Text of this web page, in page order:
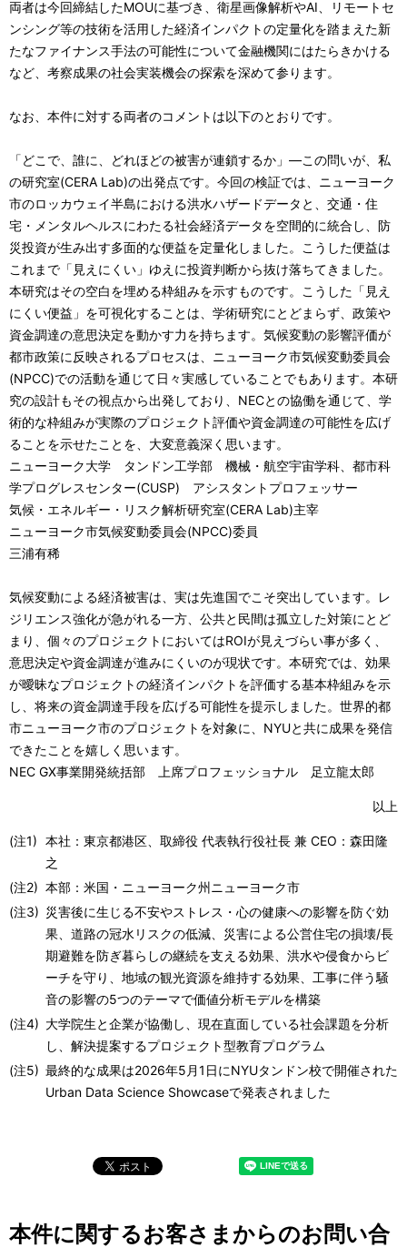
両者は今回締結したMOUに基づき、衛星画像解析やAI、リモートセ
ンシング等の技術を活用した経済インパクトの定量化を踏まえた新
たなファイナンス手法の可能性について金融機関にはたらきかける
など、考察成果の社会実装機会の探索を深めて参ります。
なお、本件に対する両者のコメントは以下のとおりです。
「どこで、誰に、どれほどの被害が連鎖するか」―この問いが、私
の研究室(CERA Lab)の出発点です。今回の検証では、ニューヨーク
市のロッカウェイ半島における洪水ハザードデータと、交通・住
宅・メンタルヘルスにわたる社会経済データを空間的に統合し、防
災投資が生み出す多面的な便益を定量化しました。こうした便益は
これまで「見えにくい」ゆえに投資判断から抜け落ちてきました。
本研究はその空白を埋める枠組みを示すものです。こうした「見え
にくい便益」を可視化することは、学術研究にとどまらず、政策や
資金調達の意思決定を動かす力を持ちます。気候変動の影響評価が
都市政策に反映されるプロセスは、ニューヨーク市気候変動委員会
(NPCC)での活動を通じて日々実感していることでもあります。本研
究の設計もその視点から出発しており、NECとの協働を通じて、学
術的な枠組みが実際のプロジェクト評価や資金調達の可能性を広げ
ることを示せたことを、大変意義深く思います。
ニューヨーク大学 タンドン工学部 機械・航空宇宙学科、都市科
学プログレスセンター(CUSP) アシスタントプロフェッサー
気候・エネルギー・リスク解析研究室(CERA Lab)主宰
ニューヨーク市気候変動委員会(NPCC)委員
三浦有稀
気候変動による経済被害は、実は先進国でこそ突出しています。レ
ジリエンス強化が急がれる一方、公共と民間は孤立した対策にとど
まり、個々のプロジェクトにおいてはROIが見えづらい事が多く、
意思決定や資金調達が進みにくいのが現状です。本研究では、効果
が曖昧なプロジェクトの経済インパクトを評価する基本枠組みを示
し、将来の資金調達手段を広げる可能性を提示しました。世界的都
市ニューヨーク市のプロジェクトを対象に、NYUと共に成果を発信
できたことを嬉しく思います。
NEC GX事業開発統括部 上席プロフェッショナル 足立龍太郎
以上
(注1) 本社：東京都港区、取締役 代表執行役社長 兼 CEO：森田隆
之
(注2) 本部：米国・ニューヨーク州ニューヨーク市
(注3) 災害後に生じる不安やストレス・心の健康への影響を防ぐ効
果、道路の冠水リスクの低減、災害による公営住宅の損壊/長
期避難を防ぎ暮らしの継続を支える効果、洪水や侵食からビ
ーチを守り、地域の観光資源を維持する効果、工事に伴う騒
音の影響の5つのテーマで価値分析モデルを構築
(注4) 大学院生と企業が協働し、現在直面している社会課題を分析
し、解決提案するプロジェクト型教育プログラム
(注5) 最終的な成果は2026年5月1日にNYUタンドン校で開催された
Urban Data Science Showcaseで発表されました
本件に関するお客さまからのお問い合